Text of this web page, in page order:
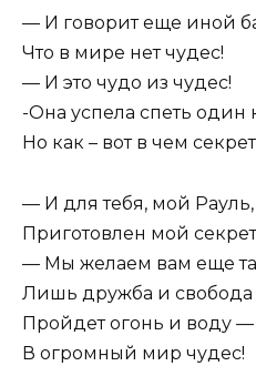
— И говорит еще иной
Что в мире нет чудес!
— И это чудо из чудес!
-Она успела спеть один
Но как – вот в чем
— И для тебя, мой Рауль,
Приготовлен мой
— Мы желаем вам еще
Лишь дружба и свобода
Пройдет огонь и воду —
В огромный мир чудес!